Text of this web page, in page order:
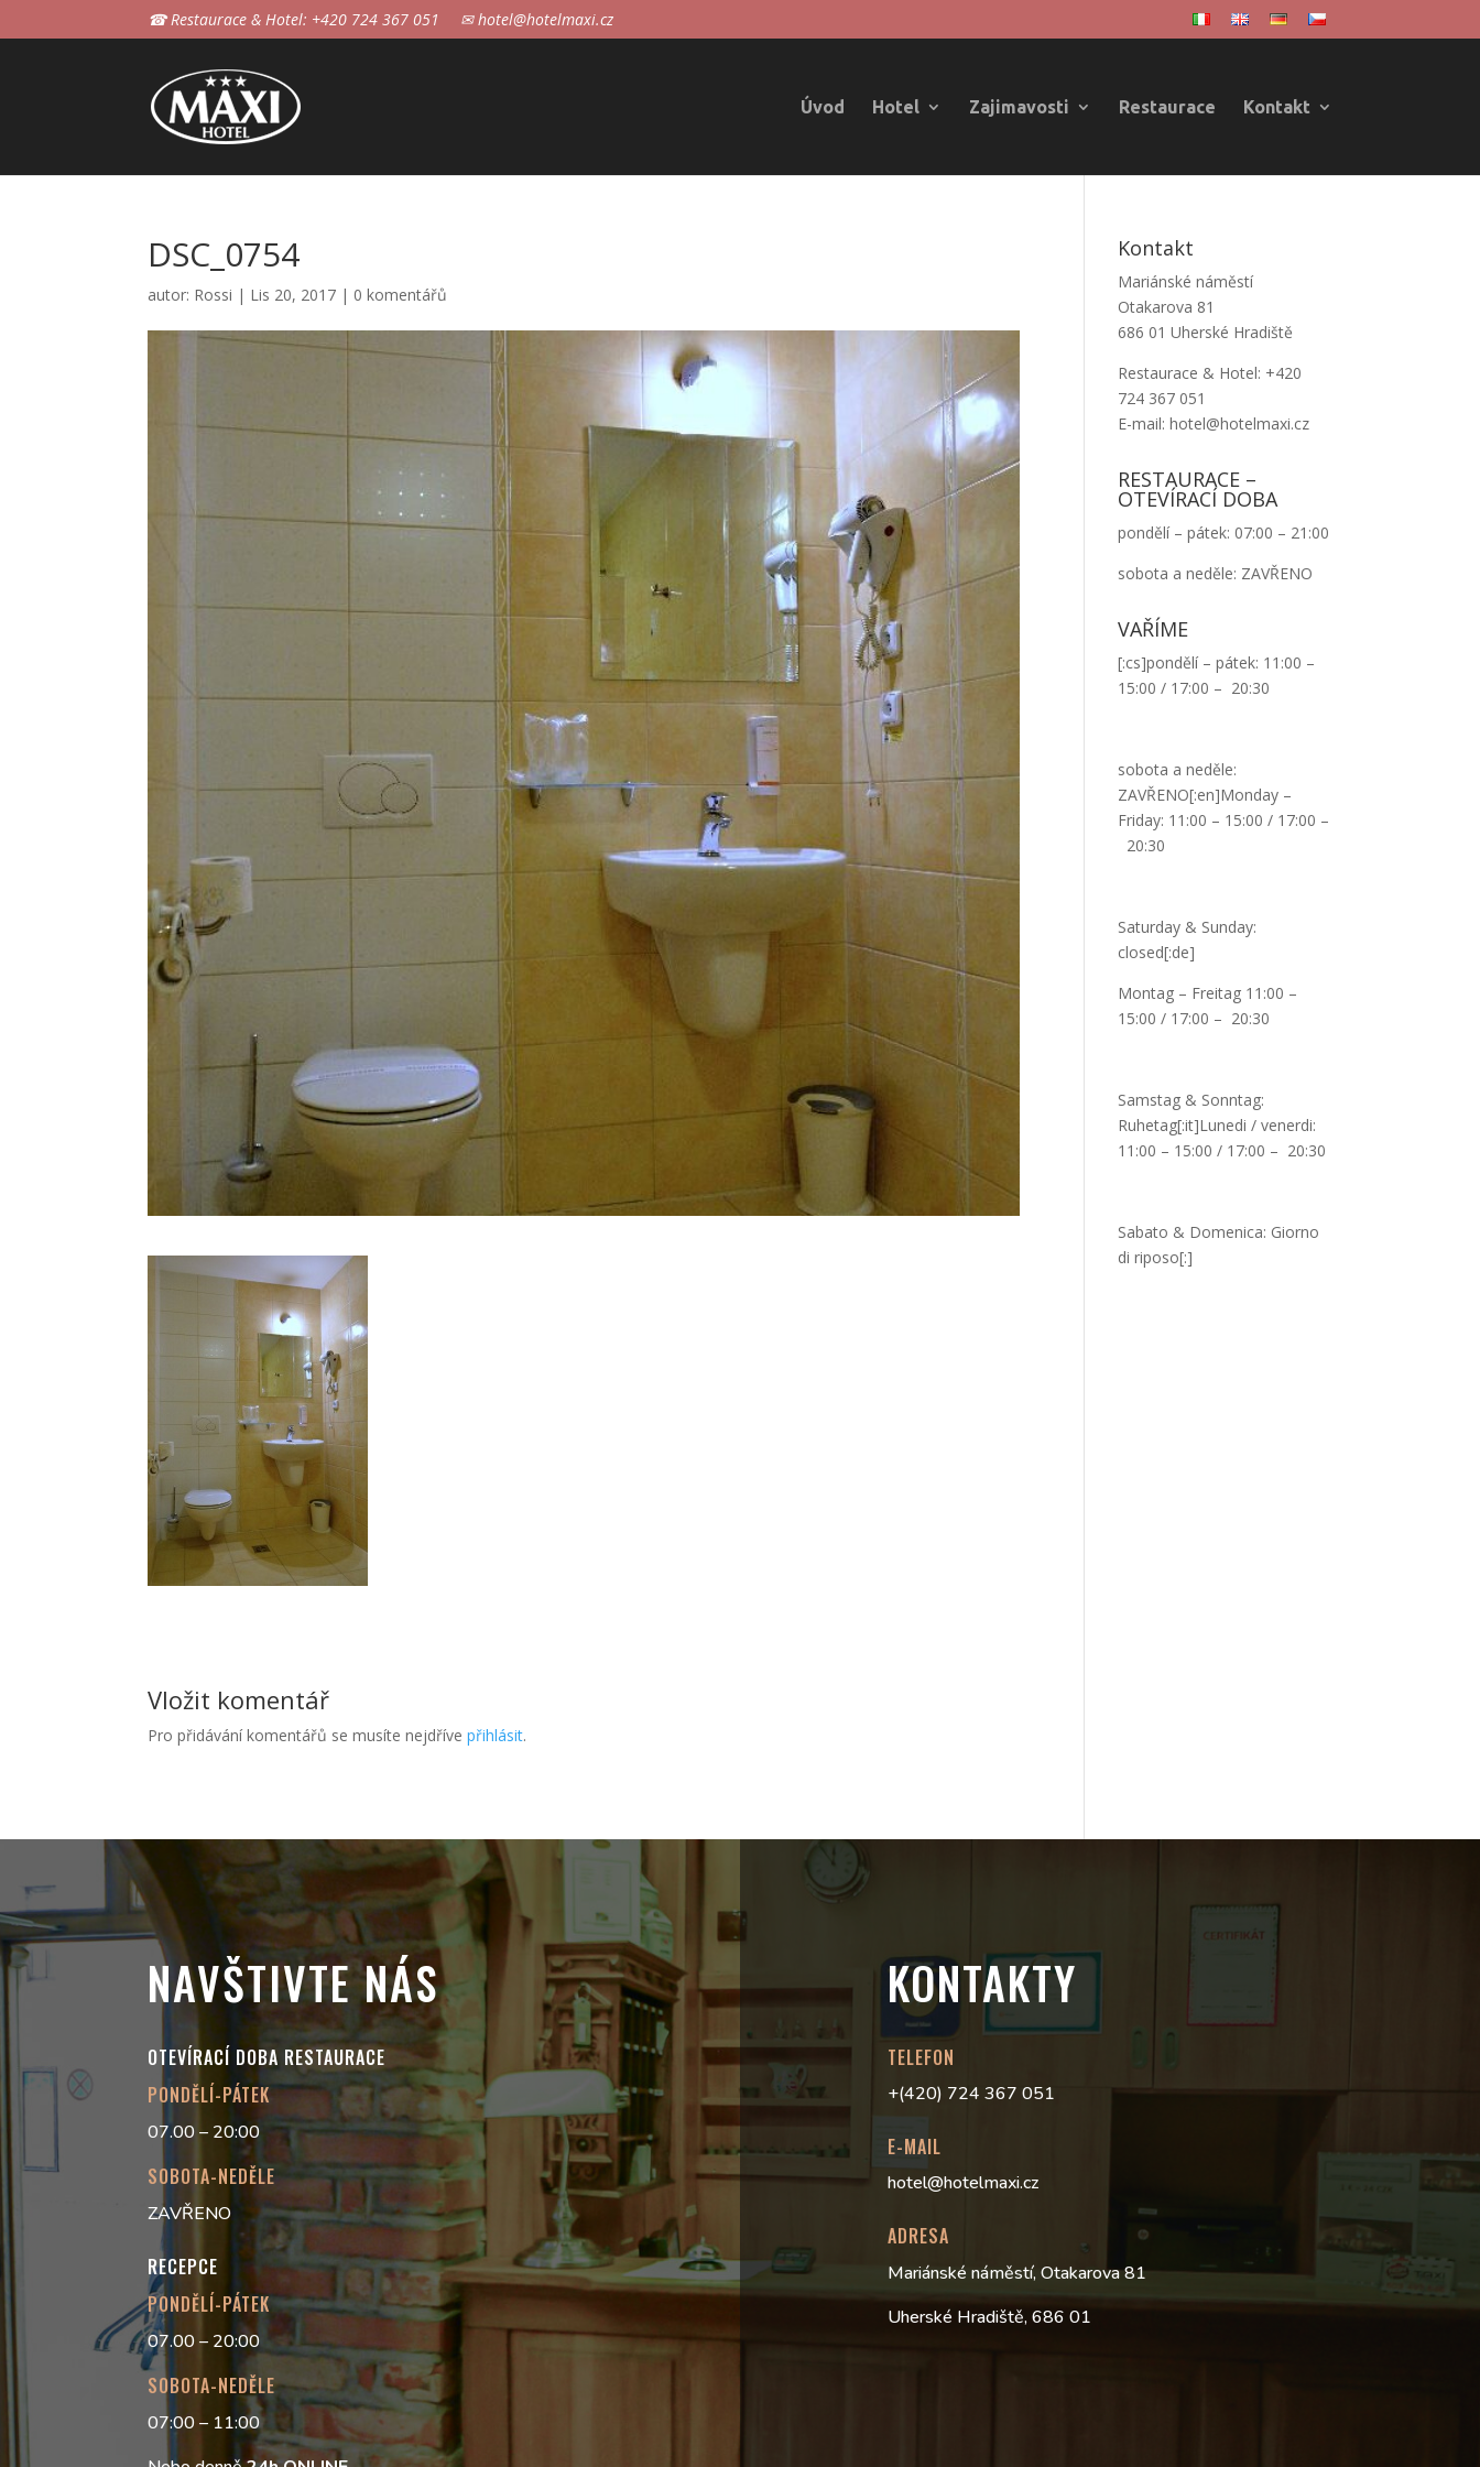
☎ Restaurace & Hotel: +420 724 367 051 ✉ hotel@hotelmaxi.cz
Úvod Hotel Zajimavosti Restaurace Kontakt
DSC_0754
autor: Rossi | Lis 20, 2017 | 0 komentářů
Vložit komentář
Pro přidávání komentářů se musíte nejdřívepřihlásit.
Kontakt
Mariánské náměstí
Otakarova 81
686 01 Uherské Hradiště
Restaurace & Hotel: +420
724 367 051
E-mail: hotel@hotelmaxi.cz
RESTAURACE –
OTEVÍRACÍ DOBA
pondělí – pátek: 07:00 – 21:00
sobota a neděle: ZAVŘENO
VAŘÍME
[:cs]pondělí – pátek: 11:00 –
15:00 / 17:00 – 20:30
sobota a neděle:
ZAVŘENO[:en]Monday –
Friday: 11:00 – 15:00 / 17:00 –
20:30
Saturday & Sunday:
closed[:de]
Montag – Freitag 11:00 –
15:00 / 17:00 – 20:30
Samstag & Sonntag:
Ruhetag[:it]Lunedi / venerdi:
11:00 – 15:00 / 17:00 – 20:30
Sabato & Domenica: Giorno
di riposo[:]
NAVŠTIVTE NÁS
OTEVÍRACÍ DOBA RESTAURACE
PONDĚLÍ-PÁTEK
07.00 – 20:00
SOBOTA-NEDĚLE
ZAVŘENO
RECEPCE
PONDĚLÍ-PÁTEK
07.00 – 20:00
SOBOTA-NEDĚLE
07:00 – 11:00
KONTAKTY
TELEFON
+(420) 724 367 051
E-MAIL
hotel@hotelmaxi.cz
ADRESA
Mariánské náměstí, Otakarova 81
Uherské Hradiště, 686 01